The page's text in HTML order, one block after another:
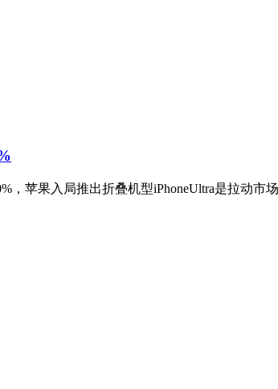
，苹果入局推出折叠机型iPhoneUltra是拉动市